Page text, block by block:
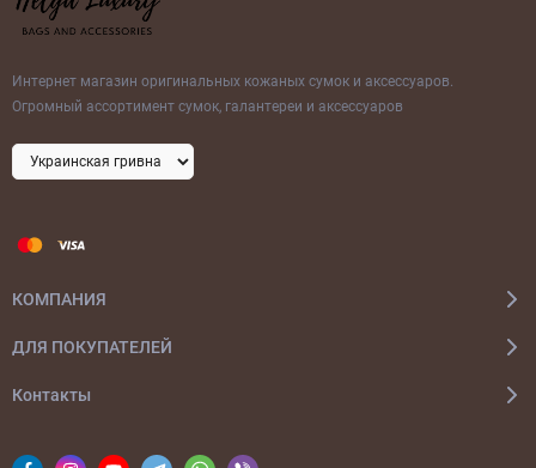
Интернет магазин оригинальных кожаных сумок и аксессуаров.
Огромный ассортимент сумок, галантереи и аксессуаров
КОМПАНИЯ
ДЛЯ ПОКУПАТЕЛЕЙ
Контакты